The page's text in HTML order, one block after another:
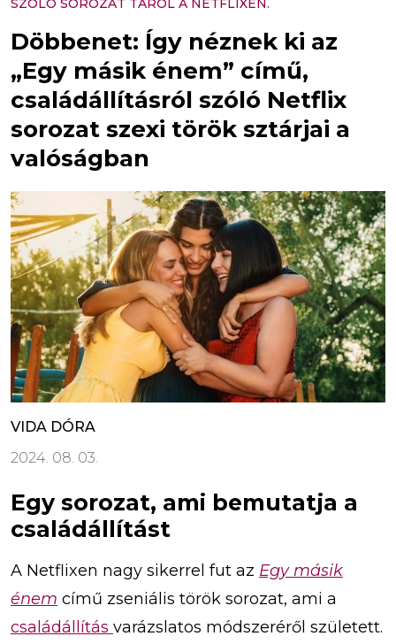
SZÓLÓ SOROZAT TAROL A NETFLIXEN.
Döbbenet: Így néznek ki az
„Egy másik énem” című,
családállításról szóló Netflix
sorozat szexi török sztárjai a
valóságban
VIDA DÓRA
2024. 08. 03.
Egy sorozat, ami bemutatja a
családállítást
A Netflixen nagy sikerrel fut az Egy másik
énem című zseniális török sorozat, ami a
családállítás varázslatos módszeréről született.